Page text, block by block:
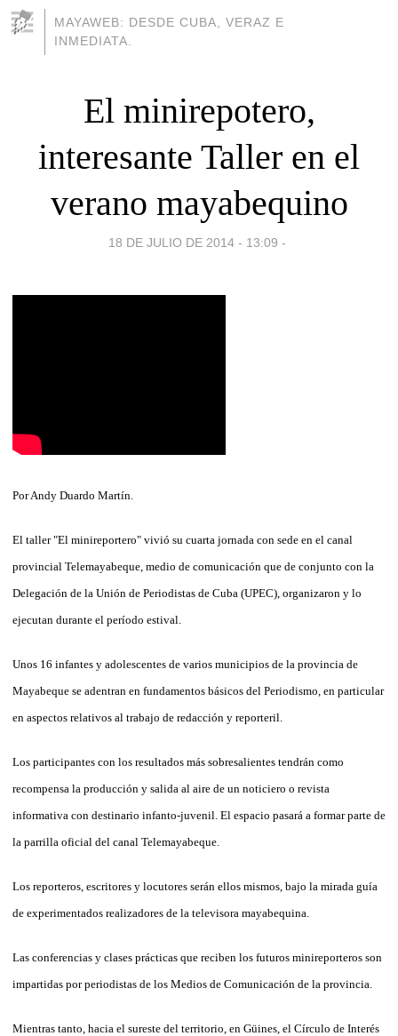
MAYAWEB: DESDE CUBA, VERAZ E
INMEDIATA.
El minirepotero,
interesante Taller en el
verano mayabequino
18 DE JULIO DE 2014 - 13:09 -
Por Andy Duardo Martín.
El taller "El minireportero" vivió su cuarta jornada con sede en el canal
provincial Telemayabeque, medio de comunicación que de conjunto con la
Delegación de la Unión de Periodistas de Cuba (UPEC), organizaron y lo
ejecutan durante el período estival.
Unos 16 infantes y adolescentes de varios municipios de la provincia de
Mayabeque se adentran en fundamentos básicos del Periodismo, en particular
en aspectos relativos al trabajo de redacción y reporteril.
Los participantes con los resultados más sobresalientes tendrán como
recompensa la producción y salida al aire de un noticiero o revista
informativa con destinario infanto-juvenil. El espacio pasará a formar parte de
la parrilla oficial del canal Telemayabeque.
Los reporteros, escritores y locutores serán ellos mismos, bajo la mirada guía
de experimentados realizadores de la televisora mayabequina.
Las conferencias y clases prácticas que reciben los futuros minireporteros son
impartidas por periodistas de los Medios de Comunicación de la provincia.
Mientras tanto, hacia el sureste del territorio, en Güines, el Círculo de Interés